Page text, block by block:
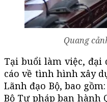
Quang
Tại buổi làm việc, đại
cáo về tình hình xây
Lãnh đạo Bộ, bao
Bộ Tư pháp ban hành